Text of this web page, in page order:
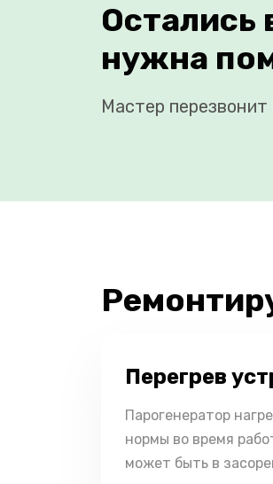
Остались
нужна
Мастер
Перегрев
Парогенератор
нормы во время
может быть в